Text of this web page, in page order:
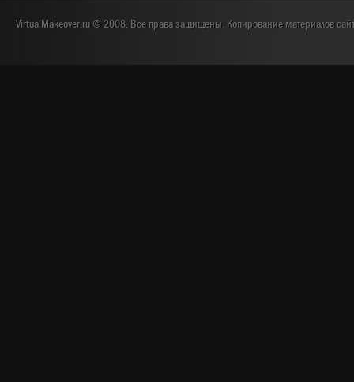
VirtualMakeover.ru © 2008. Все права защищены. Копирование материалов